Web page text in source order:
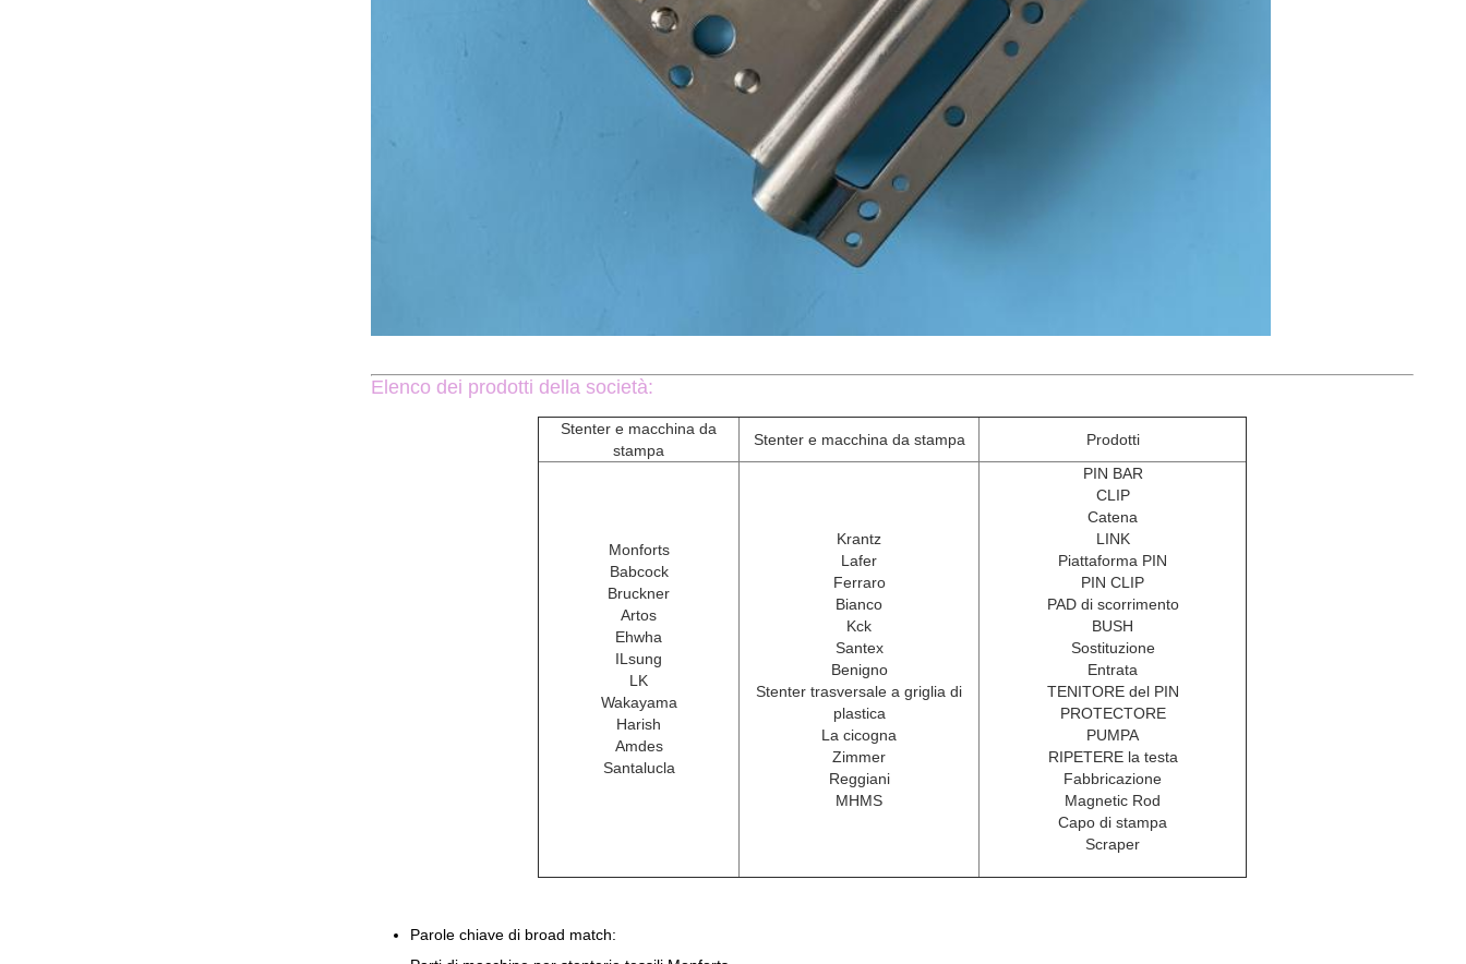
Elenco dei prodotti della società:
Stenter e macchina da
stampa
Stenter e macchina da stampa Prodotti
Monforts
Babcock
Bruckner
Artos
Ehwha
ILsung
LK
Wakayama
Harish
Amdes
Santalucla
Krantz
Lafer
Ferraro
Bianco
Kck
Santex
Benigno
Stenter trasversale a griglia di
plastica
La cicogna
Zimmer
Reggiani
MHMS
PIN BAR
CLIP
Catena
LINK
Piattaforma PIN
PIN CLIP
PAD di scorrimento
BUSH
Sostituzione
Entrata
TENITORE del PIN
PROTECTORE
PUMPA
RIPETERE la testa
Fabbricazione
Magnetic Rod
Capo di stampa
Scraper
Parole chiave di broad match: